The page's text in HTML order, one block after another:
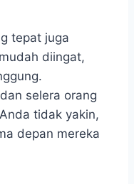
tepat juga
diingat,
selera orang
tidak yakin,
depan mereka